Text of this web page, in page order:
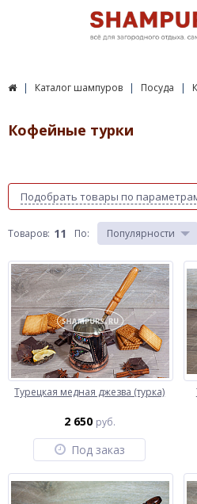
Каталог шампуров Посуда
Кофейные турки
Подобрать товары по
Товаров: 11 По: Популярности
Турецкая медная джезва (турка)
2 650 руб.
Под заказ